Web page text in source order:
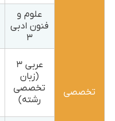
تخصصی
علوم و
فنون ادبی
۳
عربی ۳
(زبان
تخصصی
رشته)